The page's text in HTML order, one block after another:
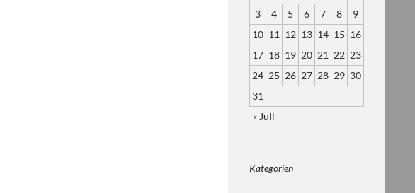
3
4 5 6 7 8
9
10 11 12 13 14 15 16
17 18 19 20 21 22 23
24 25 26 27 28 29 30
31
« Juli
Kategorien